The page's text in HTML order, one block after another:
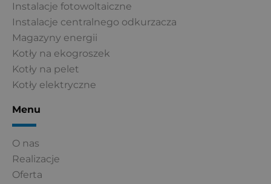
Instalacje fotowoltaiczne
Instalacje centralnego odkurzacza
Magazyny energii
Kotły na ekogroszek
Kotły na pelet
Kotły elektryczne
Menu
O nas
Realizacje
Oferta